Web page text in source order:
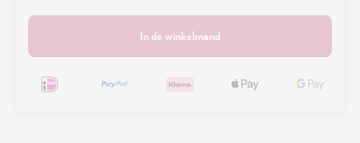
In de winkelmand